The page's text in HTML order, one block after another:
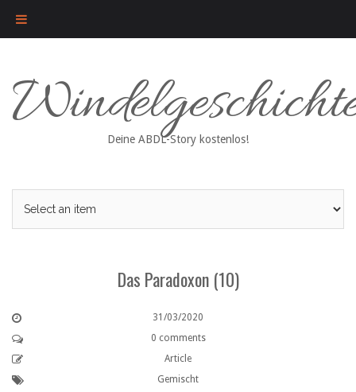
content
Deine ABDL-Story kostenlos!
Das Paradoxon (10)
31/03/2020
0 comments
Article
Gemischt